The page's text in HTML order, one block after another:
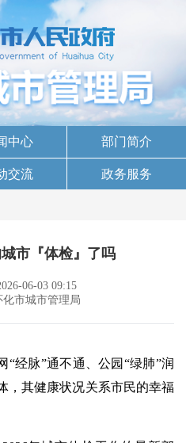
中心 部门简介
交流 政务服务
市『体检』了吗
06-03 09:15
市城市管理局
“经脉”通不通、公园“绿肺”润
其健康状况关系市民的幸福